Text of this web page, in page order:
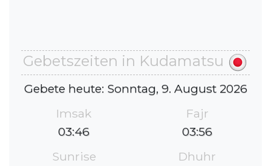
Gebetszeiten in Kudamatsu
Gebete heute: Sonntag, 9. August 2026
Imsak
03:46
Fajr
03:56
Sunrise
Dhuhr